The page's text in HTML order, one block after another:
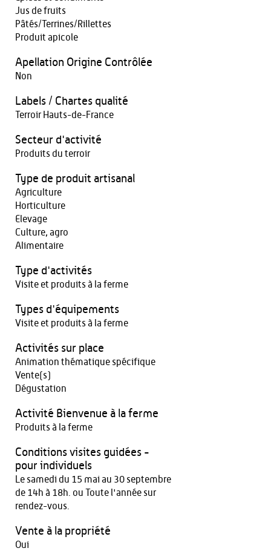
Jus de fruits
Pâtés/Terrines/Rillettes
Produit apicole
Apellation Origine Contrôlée
Non
Labels / Chartes qualité
Terroir Hauts-de-France
Secteur d'activité
Produits du terroir
Type de produit artisanal
Agriculture
Horticulture
Elevage
Culture, agro
Alimentaire
Type d'activités
Visite et produits à la ferme
Types d'équipements
Visite et produits à la ferme
Activités sur place
Animation thématique spécifique
Vente(s)
Dégustation
Activité Bienvenue à la ferme
Produits à la ferme
Conditions visites guidées -
pour individuels
Le samedi du 15 mai au 30 septembre
de 14h à 18h. ou Toute l'année sur
rendez-vous.
Vente à la propriété
Oui